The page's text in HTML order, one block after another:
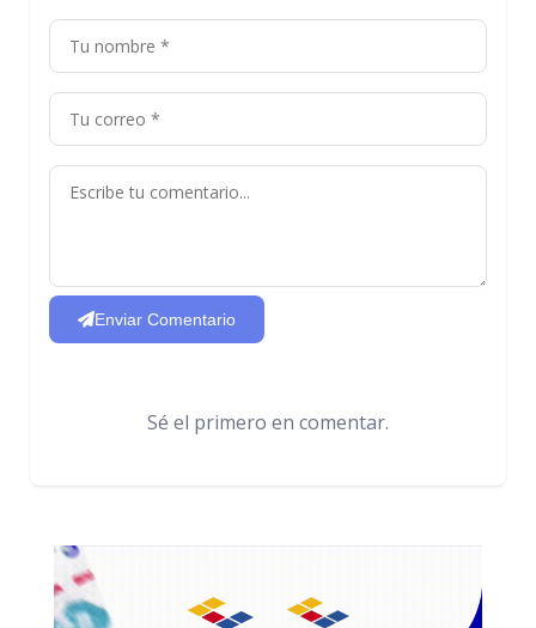
Enviar Comentario
Sé el primero en comentar.